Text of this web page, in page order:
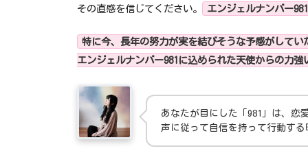
その直感を信じてください。 エンジェルナンバー
特に今、長年の努力が実を結びそうな予感がして
エンジェルナンバー981に込められた天使からの力
あなたが目にした「981」は、恋
声に従って自信を持って行動す